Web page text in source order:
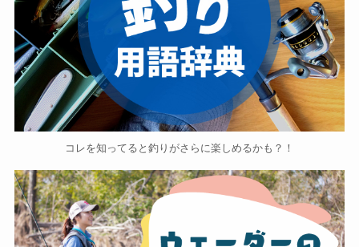
コレを知ってると釣りがさらに楽しめるかも？！